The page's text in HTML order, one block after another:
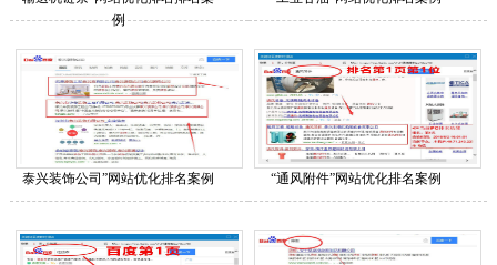
例
泰兴装饰公司”网站优化排名案例 “通风附件”网站优化排名案例